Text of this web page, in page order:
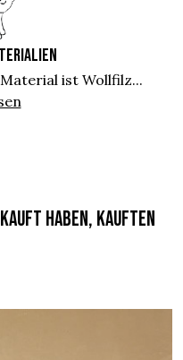
ist Wollfilz...
haben, kauften